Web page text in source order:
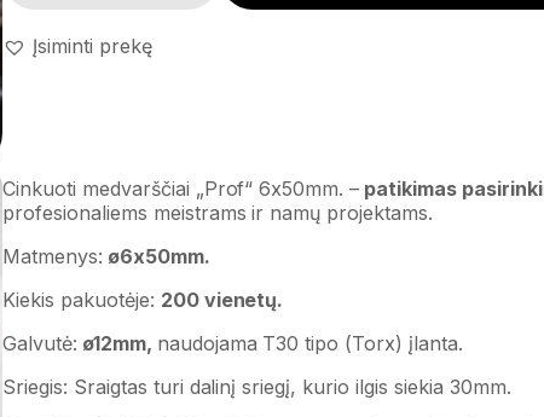
Įsiminti prekę
Cinkuoti medvarščiai „Prof“ 6x50mm. – patikimas
profesionaliems meistrams ir namų projektams.
Matmenys: ø6x50mm.
Kiekis pakuotėje: 200 vienetų.
Galvutė: ø12mm, naudojama T30 tipo (Torx) įlanta.
Sriegis: Sraigtas turi dalinį sriegį, kurio ilgis siekia 30mm.